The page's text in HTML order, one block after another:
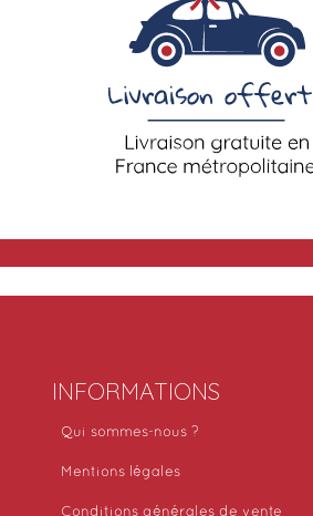
INFORMATIONS
Qui sommes-nous ?
Mentions légales
Conditions générales de vente